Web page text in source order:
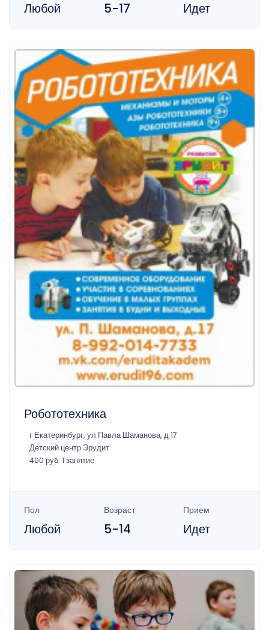
Любой 5-17 Идет
Робототехника
г Екатеринбург, ул Павла Шаманова, д 17
Детский центр Эрудит
400 руб. 1 занятие
Пол
Любой
Возраст
5-14
Прием
Идет